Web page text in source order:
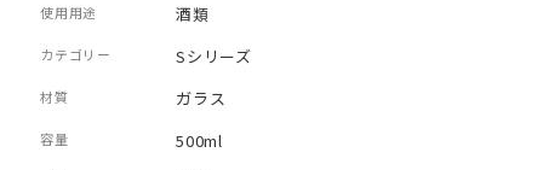
使用用途 酒類
カテゴリー Sシリーズ
材質 ガラス
容量 500ml